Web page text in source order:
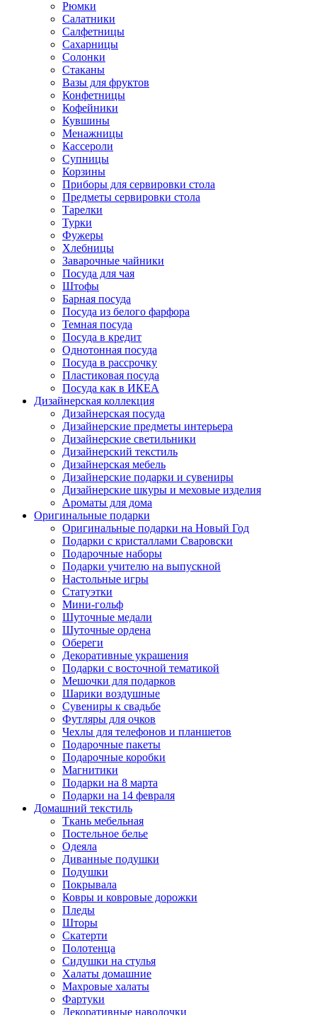
Рюмки
Салатники
Салфетницы
Сахарницы
Солонки
Стаканы
Вазы для фруктов
Конфетницы
Кофейники
Кувшины
Менажницы
Кассероли
Супницы
Корзины
Приборы для сервировки стола
Предметы сервировки стола
Тарелки
Турки
Фужеры
Хлебницы
Заварочные чайники
Посуда для чая
Штофы
Барная посуда
Посуда из белого фарфора
Темная посуда
Посуда в кредит
Однотонная посуда
Посуда в рассрочку
Пластиковая посуда
Посуда как в ИКЕА
Дизайнерская коллекция
Дизайнерская посуда
Дизайнерские предметы интерьера
Дизайнерские светильники
Дизайнерский текстиль
Дизайнерская мебель
Дизайнерские подарки и сувениры
Дизайнерские шкуры и меховые изделия
Ароматы для дома
Оригинальные подарки
Оригинальные подарки на Новый Год
Подарки с кристаллами Сваровски
Подарочные наборы
Подарки учителю на выпускной
Настольные игры
Статуэтки
Мини-гольф
Шуточные медали
Шуточные ордена
Обереги
Декоративные украшения
Подарки с восточной тематикой
Мешочки для подарков
Шарики воздушные
Сувениры к свадьбе
Футляры для очков
Чехлы для телефонов и планшетов
Подарочные пакеты
Подарочные коробки
Магнитики
Подарки на 8 марта
Подарки на 14 февраля
Домашний текстиль
Ткань мебельная
Постельное белье
Одеяла
Диванные подушки
Подушки
Покрывала
Ковры и ковровые дорожки
Пледы
Шторы
Скатерти
Полотенца
Сидушки на стулья
Халаты домашние
Махровые халаты
Фартуки
Декоративные наволочки